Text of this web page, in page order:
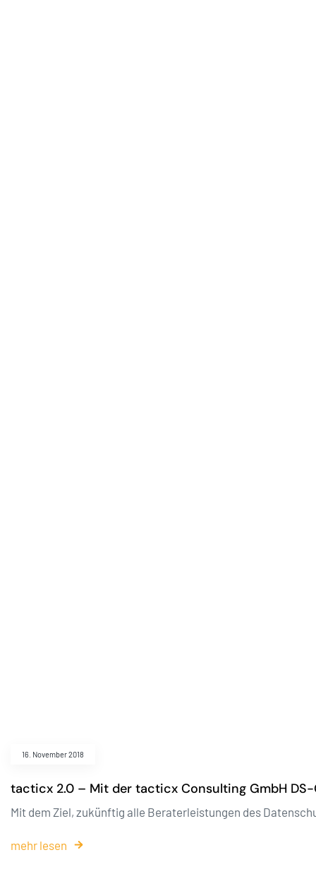
16. November 2018
tacticx 2.0 – Mit der tacticx Consulting GmbH
Mit dem Ziel, zukünftig alle Beraterleistungen des
mehr lesen